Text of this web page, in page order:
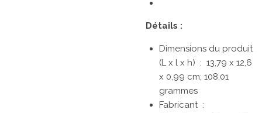
Détails :
Dimensions du produit
(L x l x h) ‏ : ‎ 13,79 x 12,6
x 0,99 cm; 108,01
grammes
Fabricant ‏ :